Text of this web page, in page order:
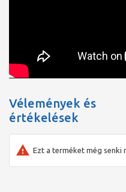
Vélemények és
értékelések
Ezt a terméket még senki